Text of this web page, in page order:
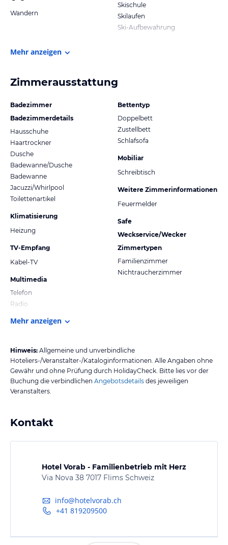
Wandern
Skischule
Skilaufen
Ski-Aufbewahrung
Mehr anzeigen
Zimmerausstattung
Badezimmer
Badezimmerdetails
Hausschuhe
Haartrockner
Dusche
Badewanne/Dusche
Badewanne
Jacuzzi/Whirlpool
Toilettenartikel
Klimatisierung
Heizung
TV-Empfang
Kabel-TV
Multimedia
Telefon
Radio
Bettentyp
Doppelbett
Zustellbett
Schlafsofa
Mobiliar
Schreibtisch
Weitere Zimmerinformationen
Feuermelder
Safe
Weckservice/Wecker
Zimmertypen
Familienzimmer
Nichtraucherzimmer
Mehr anzeigen
Hinweis: Allgemeine und unverbindliche
Hoteliers-/Veranstalter-/Kataloginformationen. Alle Angaben ohne
Gewähr und ohne Prüfung durch HolidayCheck. Bitte lies vor der
Buchung die verbindlichen Angebotsdetails des jeweiligen
Veranstalters.
Kontakt
Hotel Vorab - Familienbetrieb mit Herz
Via Nova 38 7017 Flims Schweiz
info@hotelvorab.ch
+41 819209500